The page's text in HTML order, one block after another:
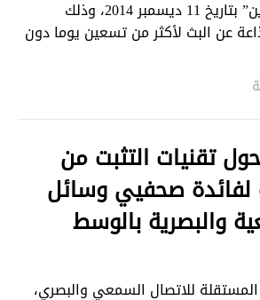
والملتيميديا بالقصرين” بتاريخ 11 ديسمبر 2014، وذلك
عن البث لأكثر من تسعين يوما دون
تقنيات التثبت من
لفائدة صحفيي وسائل
والبصرية بالوسط
للاتصال السمعي والبصري،